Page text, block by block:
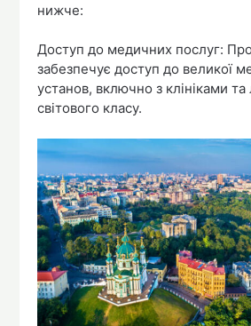
нижче:
Доступ до медичних послуг:
забезпечує доступ до великої
установ, включно з клініками та
світового класу.